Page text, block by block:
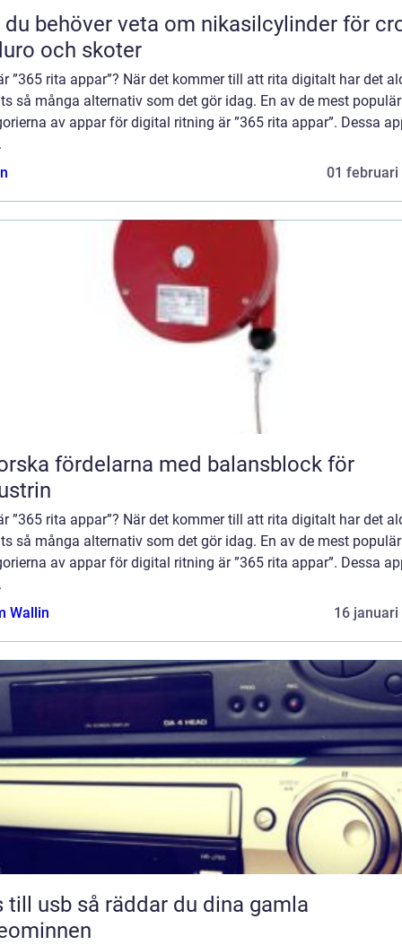
behöver veta om nikasilcylinder för
och skoter
”365 rita appar”? När det kommer till att rita digitalt har det
så många alternativ som det gör idag. En av de mest
av appar för digital ritning är ”365 rita appar”. Dessa
01 februari
fördelarna med balansblock för
”365 rita appar”? När det kommer till att rita digitalt har det
så många alternativ som det gör idag. En av de mest
av appar för digital ritning är ”365 rita appar”. Dessa
Wallin
16 januari
räddar du dina gamla